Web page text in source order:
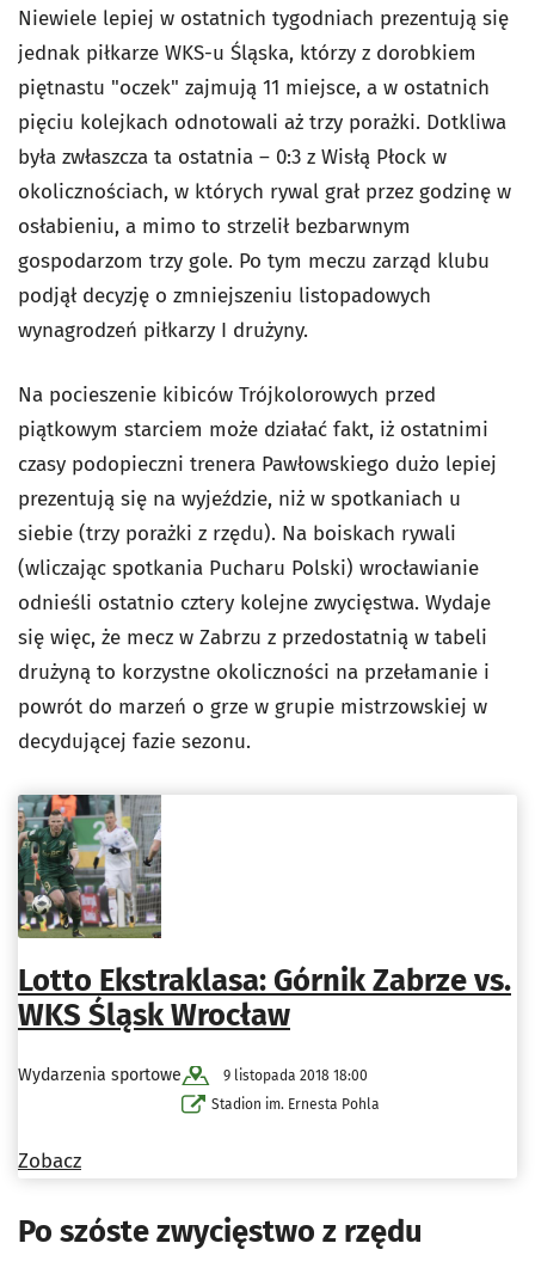
Niewiele lepiej w ostatnich tygodniach prezentują się
jednak piłkarze WKS-u Śląska, którzy z dorobkiem
piętnastu "oczek" zajmują 11 miejsce, a w ostatnich
pięciu kolejkach odnotowali aż trzy porażki. Dotkliwa
była zwłaszcza ta ostatnia – 0:3 z Wisłą Płock w
okolicznościach, w których rywal grał przez godzinę w
osłabieniu, a mimo to strzelił bezbarwnym
gospodarzom trzy gole. Po tym meczu zarząd klubu
podjął decyzję o zmniejszeniu listopadowych
wynagrodzeń piłkarzy I drużyny.
Na pocieszenie kibiców Trójkolorowych przed
piątkowym starciem może działać fakt, iż ostatnimi
czasy podopieczni trenera Pawłowskiego dużo lepiej
prezentują się na wyjeździe, niż w spotkaniach u
siebie (trzy porażki z rzędu). Na boiskach rywali
(wliczając spotkania Pucharu Polski) wrocławianie
odnieśli ostatnio cztery kolejne zwycięstwa. Wydaje
się więc, że mecz w Zabrzu z przedostatnią w tabeli
drużyną to korzystne okoliczności na przełamanie i
powrót do marzeń o grze w grupie mistrzowskiej w
decydującej fazie sezonu.
Lotto Ekstraklasa: Górnik Zabrze vs.
WKS Śląsk Wrocław
Wydarzenia sportowe
9 listopada 2018 18:00
Stadion im. Ernesta Pohla
Zobacz
Po szóste zwycięstwo z rzędu